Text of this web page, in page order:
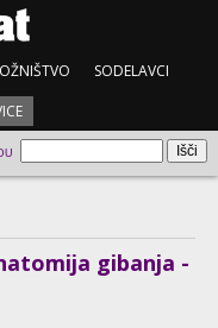
SODELAVCI
gibanja -